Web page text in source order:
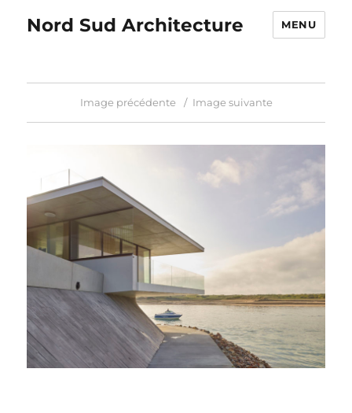
Nord Sud Architecture MENU
Image précédente Image suivante